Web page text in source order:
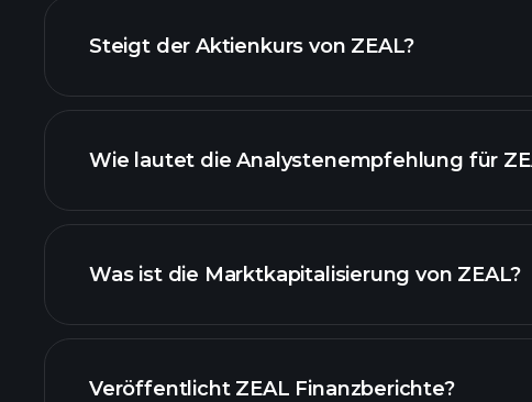
Steigt der Aktienkurs von ZEAL?
ZEAL Diagramm
Wie lautet die Analystenempfehlung für
Was ist die Marktkapitalisierung von ZEAL?
unsere Liste der Aktien
Veröffentlicht ZEAL Finanzberichte?